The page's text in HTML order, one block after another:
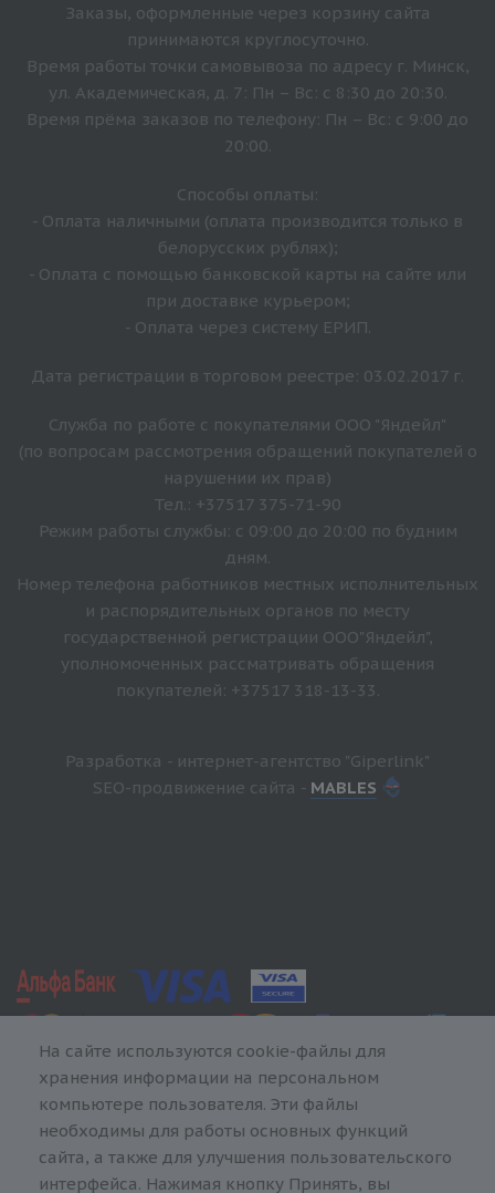
Заказы, оформленные через корзину сайта
принимаются круглосуточно.
Время работы точки самовывоза по адресу г. Минск,
ул. Академическая, д. 7: Пн – Вс: с 8:30 до 20:30.
Время прёма заказов по телефону: Пн – Вс: с 9:00 до
20:00.
Способы оплаты:
- Оплата наличными (оплата производится только в
белорусских рублях);
- Оплата с помощью банковской карты на сайте или
при доставке курьером;
- Оплата через систему ЕРИП.
Дата регистрации в торговом реестре: 03.02.2017 г.
Служба по работе с покупателями ООО "Яндейл"
(по вопросам рассмотрения обращений покупателей о
нарушении их прав)
Тел.: +37517 375-71-90
Режим работы службы: с 09:00 до 20:00 по будним
дням.
Номер телефона работников местных исполнительных
и распорядительных органов по месту
государственной регистрации ООО"Яндейл",
уполномоченных рассматривать обращения
покупателей: +37517 318-13-33.
Разработка - интернет-агентство "Giperlink"
SEO-продвижение сайта - MABLES
На сайте используются cookie-файлы для
хранения информации на персональном
компьютере пользователя. Эти файлы
необходимы для работы основных функций
сайта, а также для улучшения пользовательского
интерфейса. Нажимая кнопку Принять, вы